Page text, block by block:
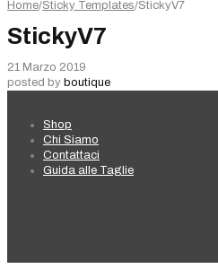
Home/Sticky Templates/StickyV7
StickyV7
21 Marzo 2019
posted by boutique
Shop
Chi Siamo
Contattaci
Guida alle Taglie